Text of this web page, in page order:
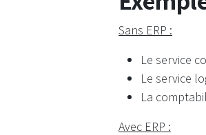
Sans ERP :
Le service
Le service
La
Avec ERP :